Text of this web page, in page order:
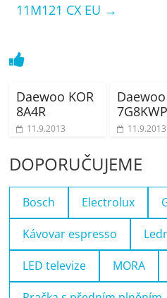
11M121 CX EU →
Daewoo KOR
8A4R
11.9.2013 11.9.2013
DOPORUČUJEME
Bosch Electrolux
Kávovar espresso
LED televize MORA